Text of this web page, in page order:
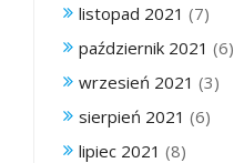
listopad 2021 (7)
październik 2021 (6)
wrzesień 2021 (3)
sierpień 2021 (6)
lipiec 2021 (8)